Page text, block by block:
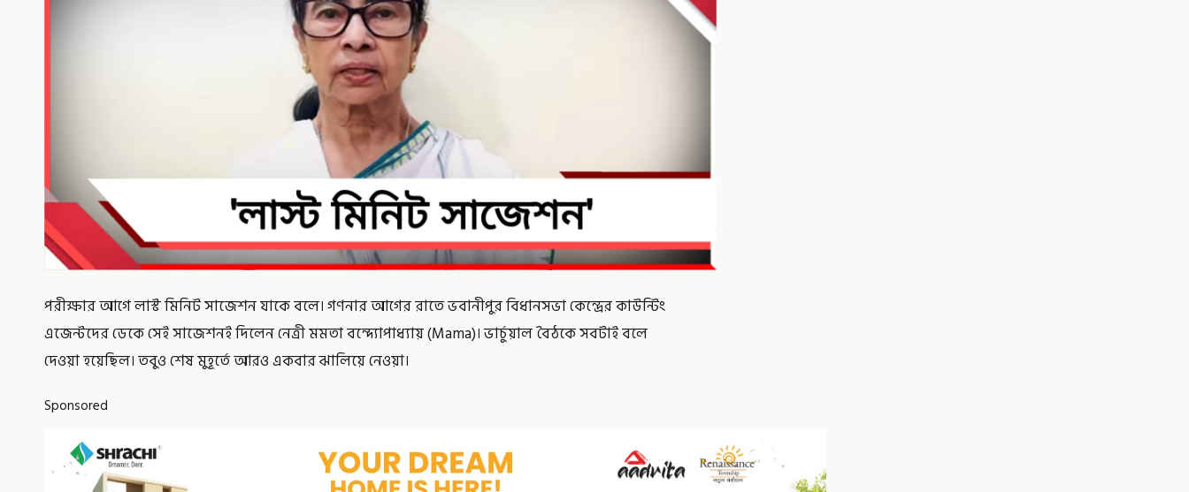
পরীক্ষার আগে লাস্ট মিনিট সাজেশন যাকে বলে। গণনার আগের রাতে ভবানীপুর বিধানসভা কেন্দ্রের কাউন্টিং
এজেন্টদের ডেকে সেই সাজেশনই দিলেন নেত্রী মমতা বন্দ্যোপাধ্যায় (Mama)। ভার্চুয়াল বৈঠকে সবটাই বলে
দেওয়া হয়েছিল। তবুও শেষ মুহূর্তে আরও একবার ঝালিয়ে নেওয়া।
Sponsored